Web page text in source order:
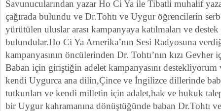
Savunucularından yazar Ho Ci Ya ile Tibatli muhalif
çağırada bulundu ve Dr.Tohtı ve Uygur öğrencilerin
yürütülen uluslar arası kampanyaya katılmaları ve destek
bulundular.Ho Ci Ya Amerika’nın Sesi Radyosuna
kampanyasının öncülerinden Dr. Tohtı’nın kızı Gevher
Baban için giriştiğin adelet kampanyasını
kendi Uygurca ana dilin,Çince ve İngilizce dillerinde
tutkunları ve kendi milletin için adalet,hak ve hukuk
bir Uygur kahramanına dönüştüğünde baban Dr.Tohtı